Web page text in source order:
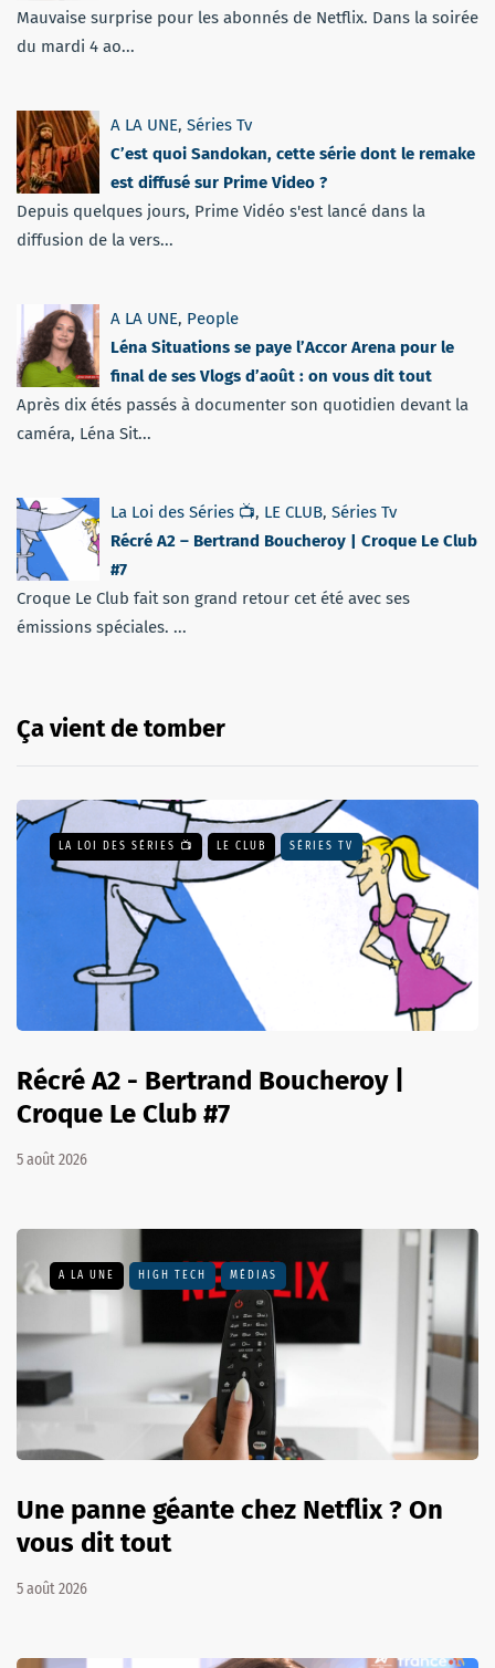
Mauvaise surprise pour les abonnés de Netflix. Dans la soirée
du mardi 4 ao...
A LA UNE, Séries Tv
C’est quoi Sandokan, cette série dont le remake
est diffusé sur Prime Video ?
Depuis quelques jours, Prime Vidéo s'est lancé dans la
diffusion de la vers...
A LA UNE, People
Léna Situations se paye l’Accor Arena pour le
final de ses Vlogs d’août : on vous dit tout
Après dix étés passés à documenter son quotidien devant la
caméra, Léna Sit...
La Loi des Séries 📺, LE CLUB, Séries Tv
Récré A2 – Bertrand Boucheroy | Croque Le Club
#7
Croque Le Club fait son grand retour cet été avec ses
émissions spéciales. ...
Ça vient de tomber
LA LOI DES SÉRIES 📺 LE CLUB SÉRIES TV
Récré A2 - Bertrand Boucheroy |
Croque Le Club #7
5 août 2026
A LA UNE HIGH TECH MÉDIAS
Une panne géante chez Netflix ? On
vous dit tout
5 août 2026